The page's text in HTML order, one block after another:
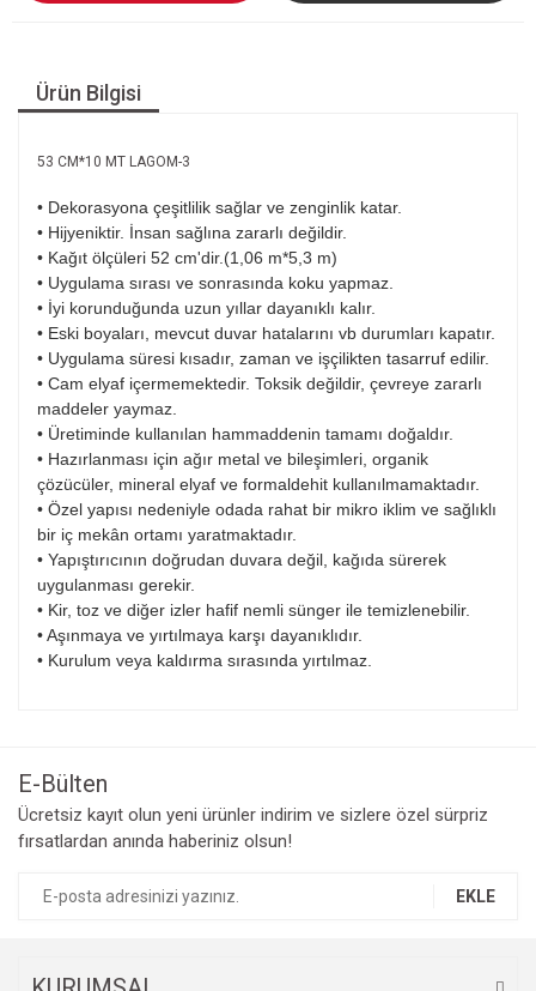
Ürün Bilgisi
53 CM*10 MT LAGOM-3
• Dekorasyona çeşitlilik sağlar ve zenginlik katar.
• Hijyeniktir. İnsan sağlına zararlı değildir.
• Kağıt ölçüleri 52 cm'dir.(1,06 m*5,3 m)
• Uygulama sırası ve sonrasında koku yapmaz.
• İyi korunduğunda uzun yıllar dayanıklı kalır.
• Eski boyaları, mevcut duvar hatalarını vb durumları kapatır.
• Uygulama süresi kısadır, zaman ve işçilikten tasarruf edilir.
• Cam elyaf içermemektedir. Toksik değildir, çevreye zararlı
maddeler yaymaz.
• Üretiminde kullanılan hammaddenin tamamı doğaldır.
• Hazırlanması için ağır metal ve bileşimleri, organik
çözücüler, mineral elyaf ve formaldehit kullanılmamaktadır.
• Özel yapısı nedeniyle odada rahat bir mikro iklim ve sağlıklı
bir iç mekân ortamı yaratmaktadır.
• Yapıştırıcının doğrudan duvara değil, kağıda sürerek
uygulanması gerekir.
• Kir, toz ve diğer izler hafif nemli sünger ile temizlenebilir.
• Aşınmaya ve yırtılmaya karşı dayanıklıdır.
• Kurulum veya kaldırma sırasında yırtılmaz.
E-Bülten
Ücretsiz kayıt olun yeni ürünler indirim ve sizlere özel sürpriz
fırsatlardan anında haberiniz olsun!
EKLE